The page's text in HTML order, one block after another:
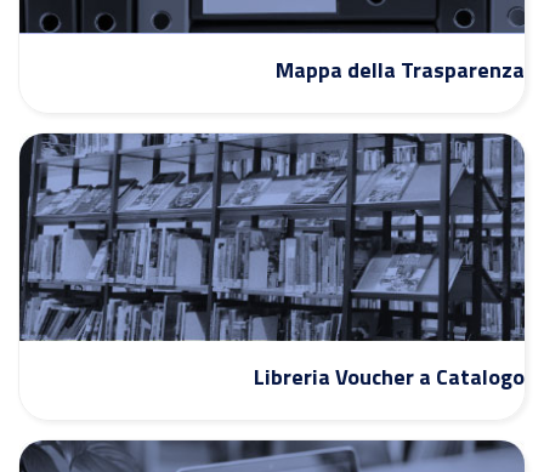
Mappa della Trasparenza
Libreria Voucher a Catalogo